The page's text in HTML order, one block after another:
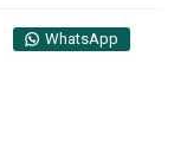
WhatsApp